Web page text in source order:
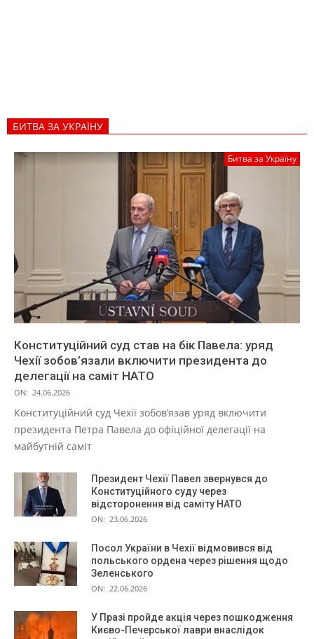
БИТВА ЗА УКРАЇНУ
Битва за Україну
Конституційний суд став на бік Павела: уряд
Чехії зобов’язали включити президента до
делегації на саміт НАТО
ON: 24.06.2026
Конституційний суд Чехії зобов’язав уряд включити
президента Петра Павела до офіційної делегації на
майбутній саміт
Президент Чехії Павел звернувся до
Конституційного суду через
відсторонення від саміту НАТО
ON: 23.06.2026
Посол України в Чехії відмовився від
польського ордена через рішення щодо
Зеленського
ON: 22.06.2026
У Празі пройде акція через пошкодження
Києво-Печерської лаври внаслідок